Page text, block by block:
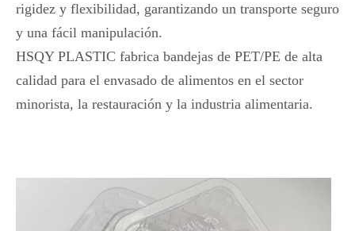
rigidez y flexibilidad, garantizando un transporte seguro
y una fácil manipulación.
HSQY PLASTIC fabrica bandejas de PET/PE de alta
calidad para el envasado de alimentos en el sector
minorista, la restauración y la industria alimentaria.